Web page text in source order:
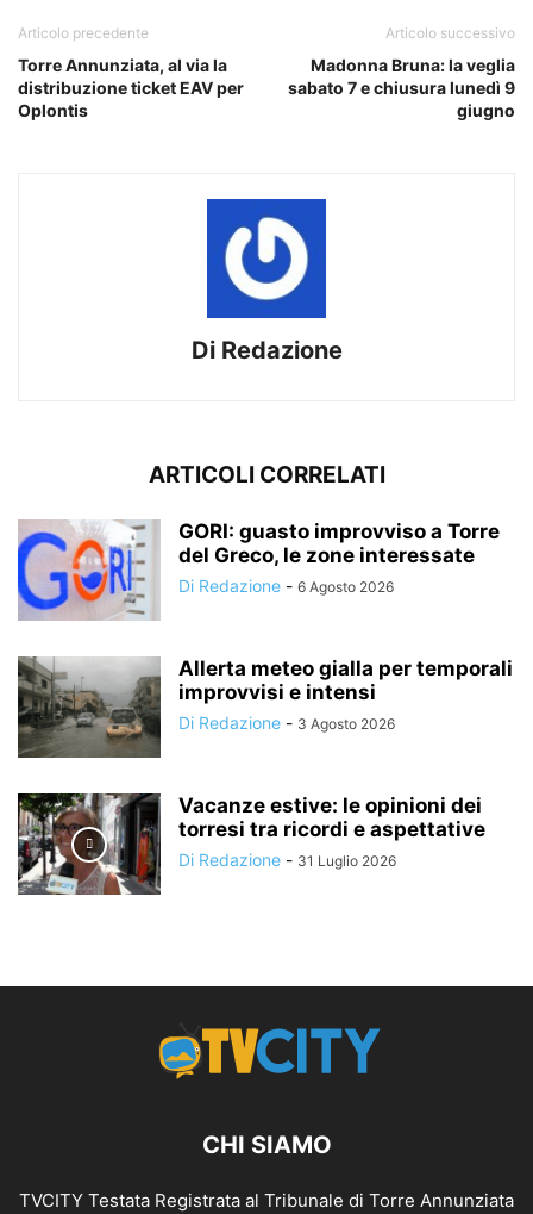
Articolo precedente
Torre Annunziata, al via la
distribuzione ticket EAV per
Oplontis
Articolo successivo
Madonna Bruna: la veglia
sabato 7 e chiusura lunedì 9
giugno
Di Redazione
ARTICOLI CORRELATI
GORI: guasto improvviso a Torre
del Greco, le zone interessate
Di Redazione - 6 Agosto 2026
Allerta meteo gialla per temporali
improvvisi e intensi
Di Redazione - 3 Agosto 2026
Vacanze estive: le opinioni dei
torresi tra ricordi e aspettative
Di Redazione - 31 Luglio 2026
CHI SIAMO
TVCITY Testata Registrata al Tribunale di Torre Annunziata